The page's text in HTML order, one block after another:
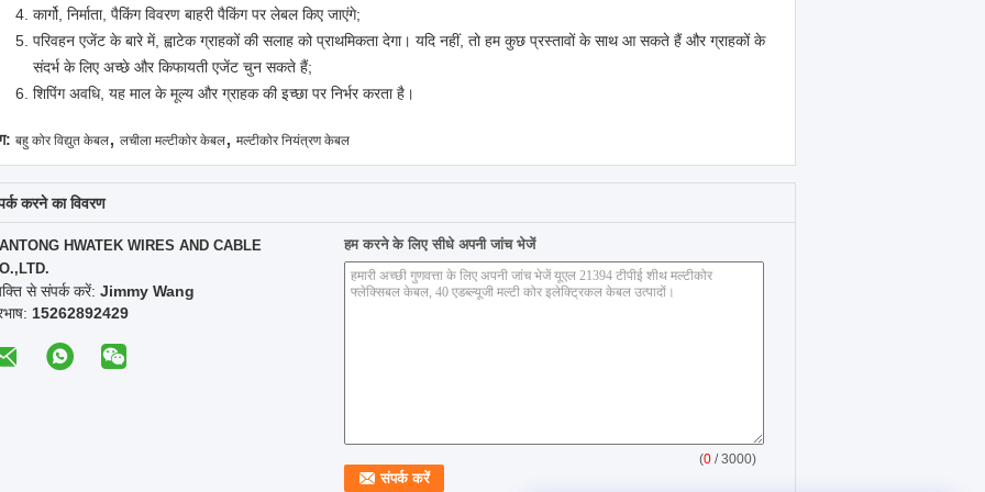
कार्गो, निर्माता, पैकिंग विवरण बाहरी पैकिंग पर लेबल किए जाएंगे;
परिवहन एजेंट के बारे में, ह्वाटेक ग्राहकों की सलाह को प्राथमिकता देगा। यदि नहीं, तो हम कुछ प्रस्तावों के साथ आ सकते हैं और ग्राहकों के
संदर्भ के लिए अच्छे और किफायती एजेंट चुन सकते हैं;
शिपिंग अवधि, यह माल के मूल्य और ग्राहक की इच्छा पर निर्भर करता है।
बहु कोर विद्युत केबल, लचीला मल्टीकोर केबल, मल्टीकोर नियंत्रण केबल
करने का विवरण
HWATEK WIRES AND CABLE
से संपर्क करें: Jimmy Wang
15262892429
हम करने के लिए सीधे अपनी जांच भेजें
(0 / 3000)